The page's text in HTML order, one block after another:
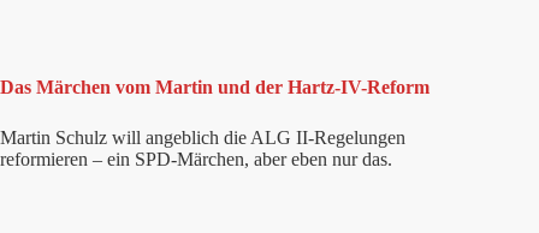
Das Märchen vom Martin und der Hartz-IV-Reform
Martin Schulz will angeblich die ALG II-Regelungen
reformieren – ein SPD-Märchen, aber eben nur das.